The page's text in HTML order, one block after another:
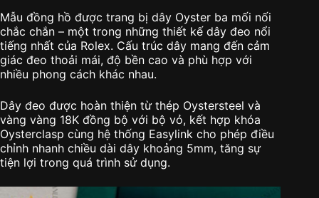
Mẫu đồng hồ được trang bị dây Oyster ba mối nối
chắc chắn – một trong những thiết kế dây đeo nổi
tiếng nhất của Rolex. Cấu trúc dây mang đến cảm
giác đeo thoải mái, độ bền cao và phù hợp với
nhiều phong cách khác nhau.
Dây đeo được hoàn thiện từ thép Oystersteel và
vàng vàng 18K đồng bộ với bộ vỏ, kết hợp khóa
Oysterclasp cùng hệ thống Easylink cho phép điều
chỉnh nhanh chiều dài dây khoảng 5mm, tăng sự
tiện lợi trong quá trình sử dụng.